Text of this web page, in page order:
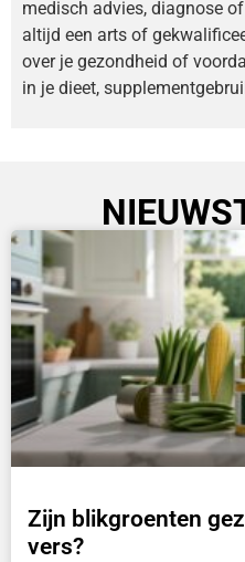
medisch advies, diagnose
altijd een arts of
over je gezondheid of
in je dieet,
Zijn blikgroenten
vers?